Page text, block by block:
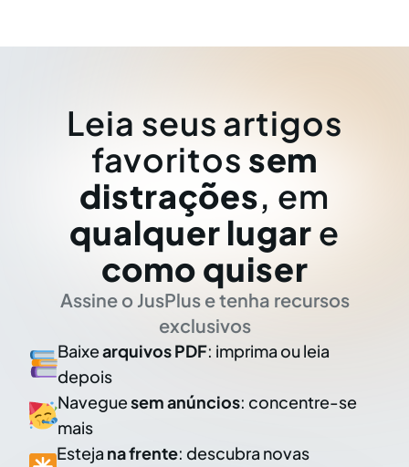
Leia seus artigos
favoritos sem
distrações, em
qualquer lugar e
como quiser
Assine o JusPlus e tenha recursos
exclusivos
Baixearquivos PDF: imprima ou leia
depois
Naveguesem anúncios: concentre-se
mais
Esteja na frente: descubra novas